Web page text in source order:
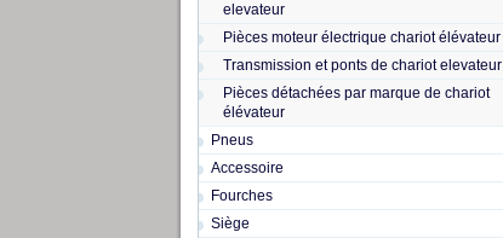
elevateur
Pièces moteur électrique chariot élévateur
Transmission et ponts de chariot elevateur
Pièces détachées par marque de chariot
élévateur
Pneus
Accessoire
Fourches
Siège